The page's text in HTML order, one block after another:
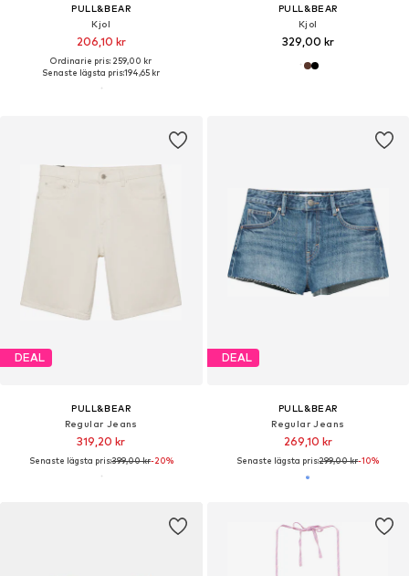
PULL&BEAR
Kjol
206,10 kr
Ordinarie pris: 259,00 kr
Senaste lägsta pris:194,65 kr
PULL&BEAR
Kjol
329,00 kr
DEAL
PULL&BEAR
Regular Jeans
319,20 kr
Senaste lägsta pris:399,00 kr-20%
DEAL
PULL&BEAR
Regular Jeans
269,10 kr
Senaste lägsta pris:299,00 kr-10%